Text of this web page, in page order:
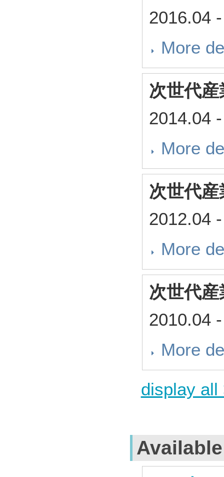
2016.04 -
More
次世代
2014.04 -
More
次世代
2012.04 -
More
次世代
2010.04 -
More
display all